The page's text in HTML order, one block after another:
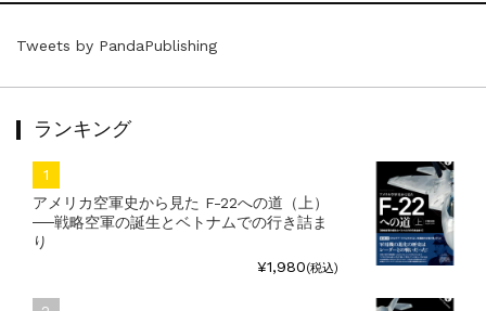
Tweets by PandaPublishing
ランキング
アメリカ空軍史から見た F-22への道（上）
──戦略空軍の誕生とベトナムでの行き詰ま
り
¥1,980(税込)